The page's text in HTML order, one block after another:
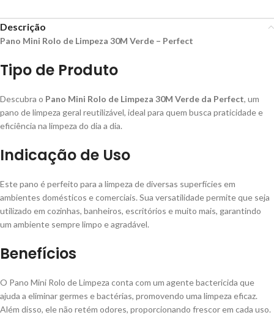
Descrição
Pano Mini Rolo de Limpeza 30M Verde – Perfect
Tipo de Produto
Descubra o Pano Mini Rolo de Limpeza 30M Verde da Perfect, um
pano de limpeza geral reutilizável, ideal para quem busca praticidade e
eficiência na limpeza do dia a dia.
Indicação de Uso
Este pano é perfeito para a limpeza de diversas superfícies em
ambientes domésticos e comerciais. Sua versatilidade permite que seja
utilizado em cozinhas, banheiros, escritórios e muito mais, garantindo
um ambiente sempre limpo e agradável.
Benefícios
O Pano Mini Rolo de Limpeza conta com um agente bactericida que
ajuda a eliminar germes e bactérias, promovendo uma limpeza eficaz.
Além disso, ele não retém odores, proporcionando frescor em cada uso.